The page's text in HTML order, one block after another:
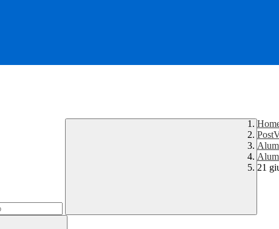
21